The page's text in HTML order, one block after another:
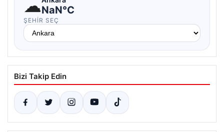
☁NaN°C
ŞEHIR SEÇ
Bizi Takip Edin